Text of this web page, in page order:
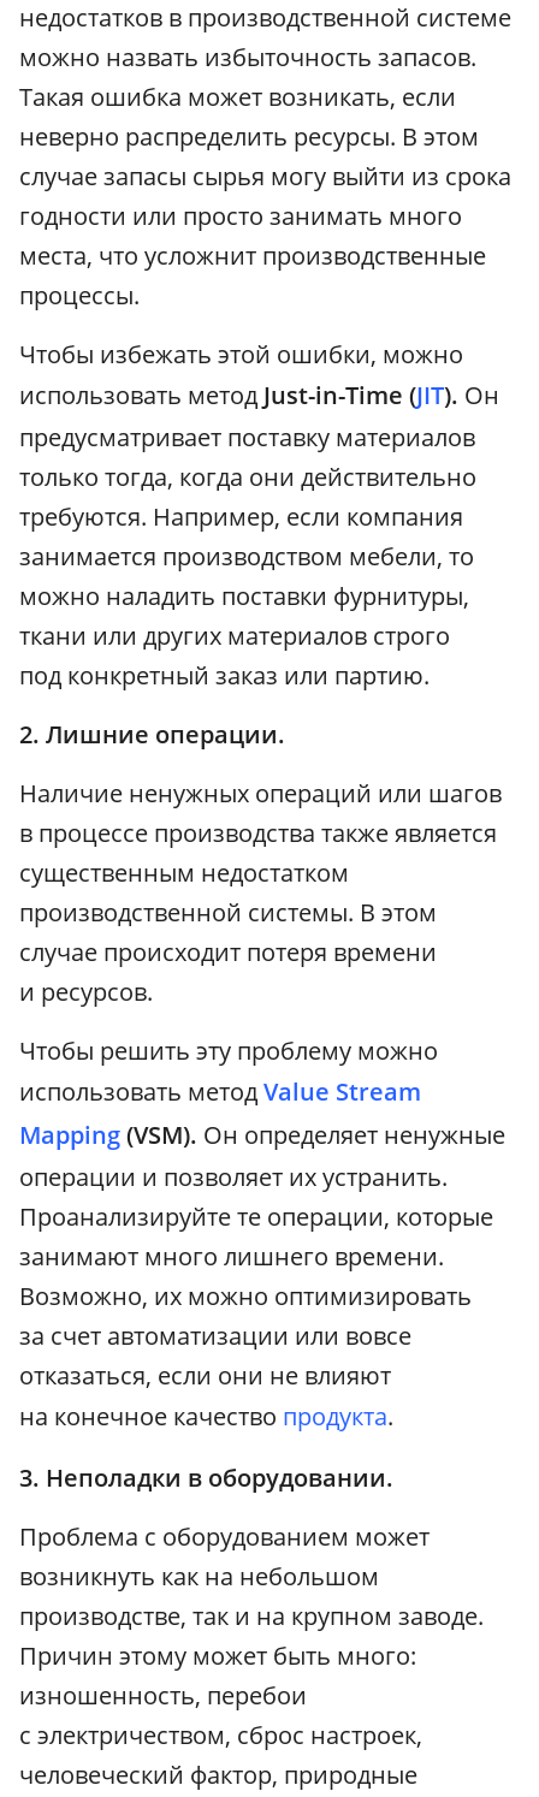
недостатков в производственной системе
можно назвать избыточность запасов.
Такая ошибка может возникать, если
неверно распределить ресурсы. В этом
случае запасы сырья могу выйти из срока
годности или просто занимать много
места, что усложнит производственные
процессы.
Чтобы избежать этой ошибки, можно
использовать метод Just-in-Time (JIT). Он
предусматривает поставку материалов
только тогда, когда они действительно
требуются. Например, если компания
занимается производством мебели, то
можно наладить поставки фурнитуры,
ткани или других материалов строго
под конкретный заказ или партию.
2. Лишние операции.
Наличие ненужных операций или шагов
в процессе производства также является
существенным недостатком
производственной системы. В этом
случае происходит потеря времени
и ресурсов.
Чтобы решить эту проблему можно
использовать методValue Stream
Mapping(VSM). Он определяет ненужные
операции и позволяет их устранить.
Проанализируйте те операции, которые
занимают много лишнего времени.
Возможно, их можно оптимизировать
за счет автоматизации или вовсе
отказаться, если они не влияют
на конечное качество продукта.
3. Неполадки в оборудовании.
Проблема с оборудованием может
возникнуть как на небольшом
производстве, так и на крупном заводе.
Причин этому может быть много:
изношенность, перебои
с электричеством, сброс настроек,
человеческий фактор, природные